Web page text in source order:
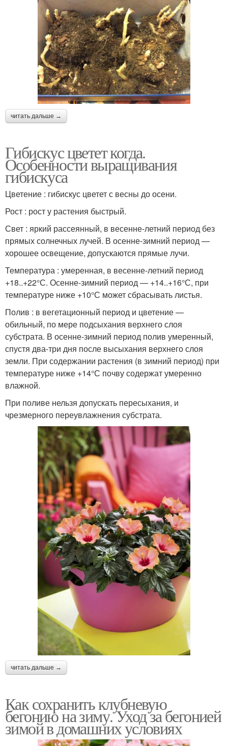
читать дальше →
Гибискус цветет когда.
Особенности выращивания
гибискуса
Цветение : гибискус цветет с весны до осени.
Рост : рост у растения быстрый.
Свет : яркий рассеянный, в весенне-летний период без
прямых солнечных лучей. В осенне-зимний период —
хорошее освещение, допускаются прямые лучи.
Температура : умеренная, в весенне-летний период
+18..+22°С. Осенне-зимний период — +14..+16°С, при
температуре ниже +10°С может сбрасывать листья.
Полив : в вегетационный период и цветение —
обильный, по мере подсыхания верхнего слоя
субстрата. В осенне-зимний период полив умеренный,
спустя два-три дня после высыхания верхнего слоя
земли. При содержании растения (в зимний период) при
температуре ниже +14°С почву содержат умеренно
влажной.
При поливе нельзя допускать пересыхания, и
чрезмерного переувлажнения субстрата.
читать дальше →
Как сохранить клубневую
бегонию на зиму. Уход за бегонией
зимой в домашних условиях